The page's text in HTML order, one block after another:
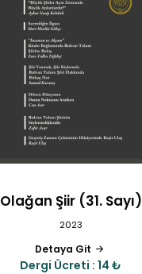
Olağan Şiir (31. Sayı)
2023
Detaya Git
Dergi Ücreti : 14 ₺